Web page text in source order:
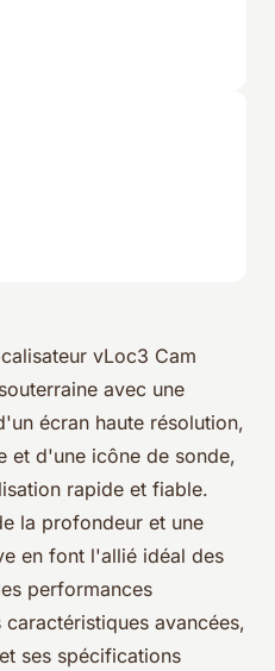
vLoc3 Cam
avec une
écran haute résolution,
et d'une icône de sonde,
rapide et fiable.
la profondeur et une
en font l'allié idéal des
performances
avancées,
ses spécifications